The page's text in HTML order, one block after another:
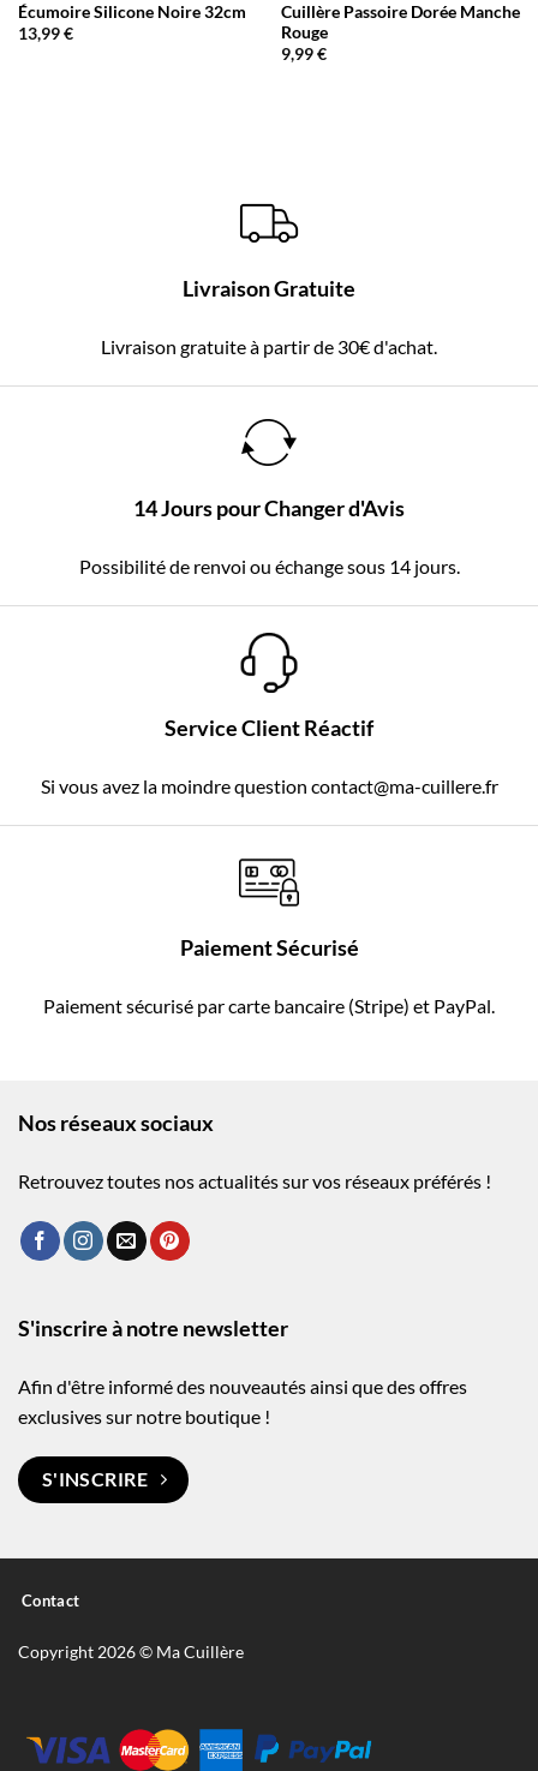
Écumoire Silicone Noire 32cm
13,99€
Cuillère Passoire Dorée Manche
Rouge
9,99€
Livraison Gratuite
Livraison gratuite à partir de 30€ d'achat.
14 Jours pour Changer d'Avis
Possibilité de renvoi ou échange sous 14 jours.
Service Client Réactif
Si vous avez la moindre question contact@ma-cuillere.fr
Paiement Sécurisé
Paiement sécurisé par carte bancaire (Stripe) et PayPal.
Nos réseaux sociaux
Retrouvez toutes nos actualités sur vos réseaux préférés !
S'inscrire à notre newsletter
Afin d'être informé des nouveautés ainsi que des offres
exclusives sur notre boutique !
S'INSCRIRE
Contact
Copyright 2026 © Ma Cuillère